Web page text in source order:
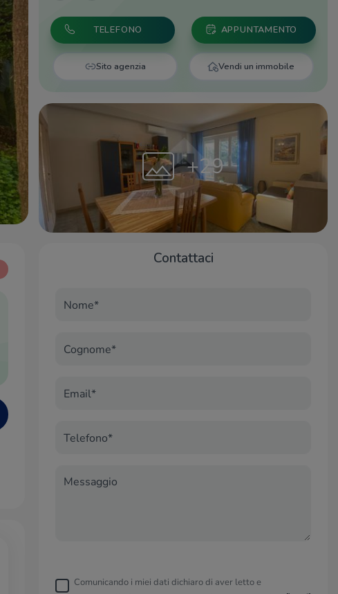
TELEFONO APPUNTAMENTO
Sito agenzia Vendi un immobile
+29
Contattaci
Nome*
Cognome*
Email*
Telefono*
Messaggio
Comunicando i miei dati dichiaro di aver letto e